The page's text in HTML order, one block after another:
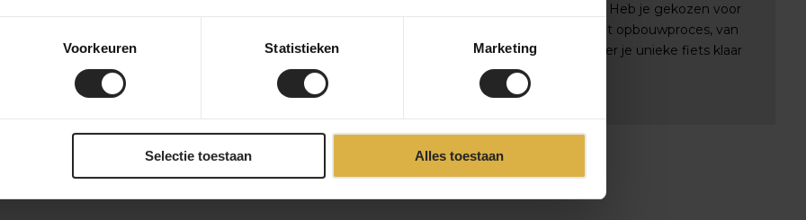
Voorkeuren Statistieken Marketing
Selectie toestaan Alles toestaan
of DHL Express)
binnen 14 dagen, mits
ontvangt een track & trace-code om de levering te volgen. Heb je gekozen voor
een custom build? Dan houden we je op de hoogte van het opbouwproces, van
frameselectie tot afmontage, zodat je precies weet wanneer je unieke fiets klaar